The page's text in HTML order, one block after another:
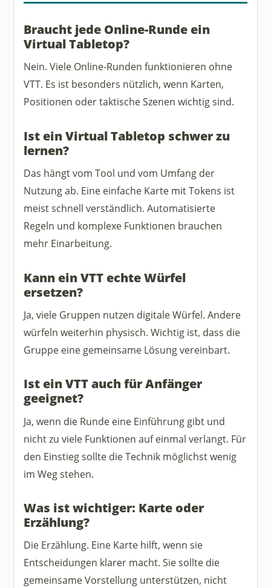
Braucht jede Online-Runde ein
Virtual Tabletop?
Nein. Viele Online-Runden funktionieren ohne
VTT. Es ist besonders nützlich, wenn Karten,
Positionen oder taktische Szenen wichtig sind.
Ist ein Virtual Tabletop schwer zu
lernen?
Das hängt vom Tool und vom Umfang der
Nutzung ab. Eine einfache Karte mit Tokens ist
meist schnell verständlich. Automatisierte
Regeln und komplexe Funktionen brauchen
mehr Einarbeitung.
Kann ein VTT echte Würfel
ersetzen?
Ja, viele Gruppen nutzen digitale Würfel. Andere
würfeln weiterhin physisch. Wichtig ist, dass die
Gruppe eine gemeinsame Lösung vereinbart.
Ist ein VTT auch für Anfänger
geeignet?
Ja, wenn die Runde eine Einführung gibt und
nicht zu viele Funktionen auf einmal verlangt. Für
den Einstieg sollte die Technik möglichst wenig
im Weg stehen.
Was ist wichtiger: Karte oder
Erzählung?
Die Erzählung. Eine Karte hilft, wenn sie
Entscheidungen klarer macht. Sie sollte die
gemeinsame Vorstellung unterstützen, nicht